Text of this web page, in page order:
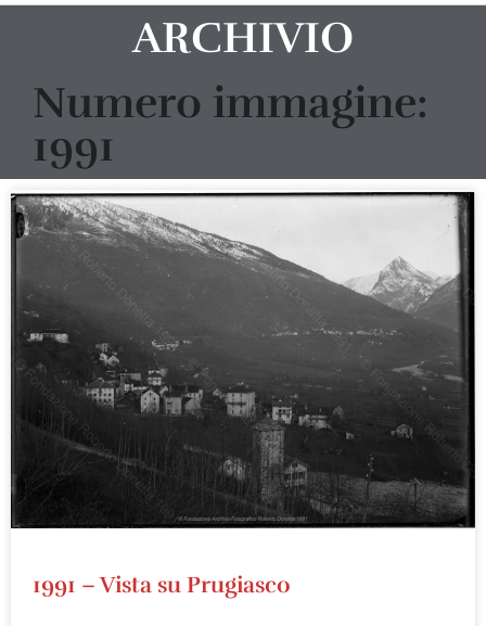
ARCHIVIO
Numero immagine:
1991
1991 – Vista su Prugiasco